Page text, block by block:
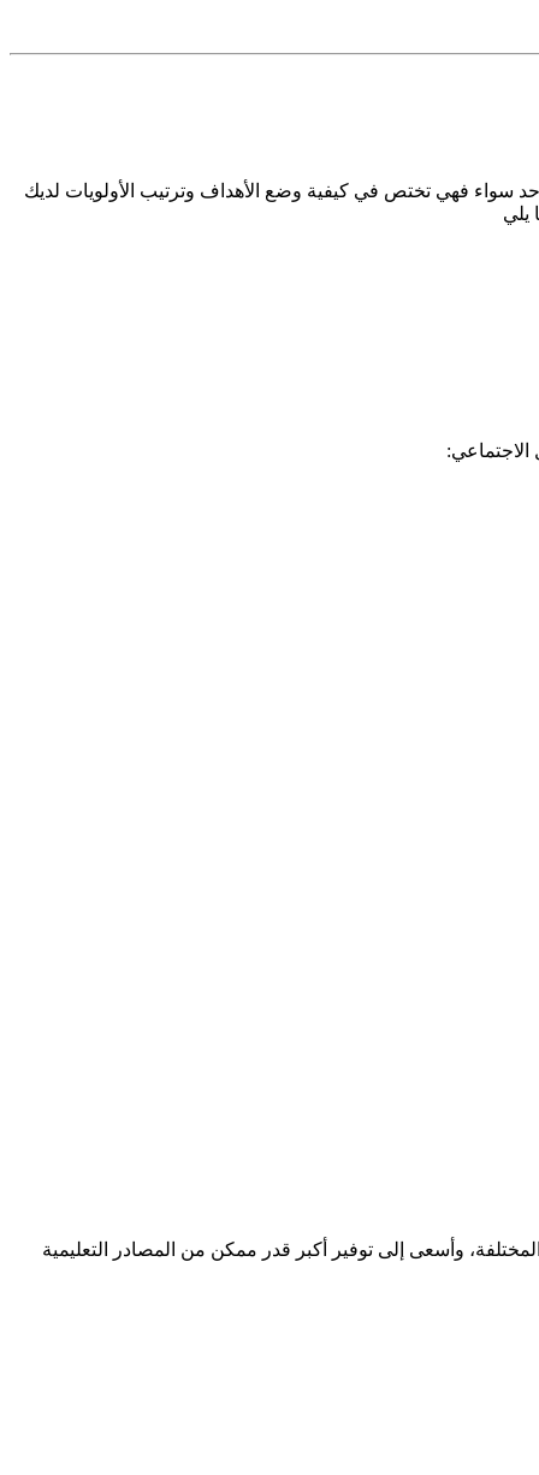
حد سواء فهي تختص في كيفية وضع الأهداف وترتيب الأولويات لديك
يلي
الاجتماعي:
وأسعى إلى توفير أكبر قدر ممكن من المصادر التعليمية